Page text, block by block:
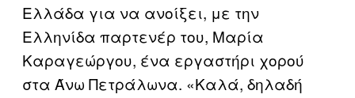
Ελλάδα για να ανοίξει, με την
Ελληνίδα παρτενέρ του, Mαρία
Καραγεώργου, ένα εργαστήρι χορού
στα Άνω Πετράλωνα. «Καλά, δηλαδή